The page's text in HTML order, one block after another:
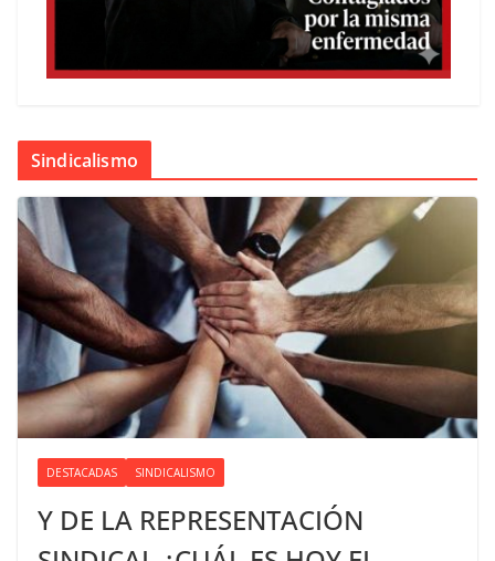
Sindicalismo
DESTACADAS SINDICALISMO
Y DE LA REPRESENTACIÓN